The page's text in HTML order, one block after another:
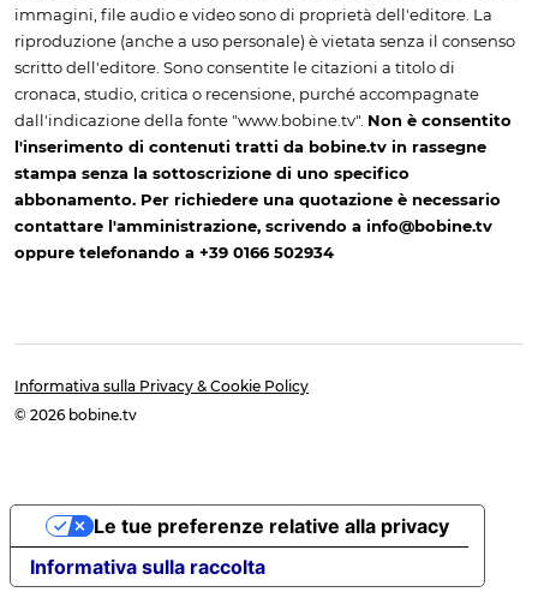
immagini, file audio e video sono di proprietà dell'editore. La
riproduzione (anche a uso personale) è vietata senza il consenso
scritto dell'editore. Sono consentite le citazioni a titolo di
cronaca, studio, critica o recensione, purché accompagnate
dall'indicazione della fonte "www.bobine.tv". Non è consentito
l'inserimento di contenuti tratti da bobine.tv in rassegne
stampa senza la sottoscrizione di uno specifico
abbonamento. Per richiedere una quotazione è necessario
contattare l'amministrazione, scrivendo a info@bobine.tv
oppure telefonando a +39 0166 502934
Informativa sulla Privacy & Cookie Policy
© 2026 bobine.tv
Informativa sulla raccolta
Le tue preferenze relative alla privacy